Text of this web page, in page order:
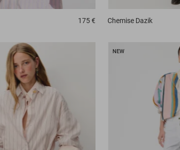
175 € Chemise Dazik
NEW